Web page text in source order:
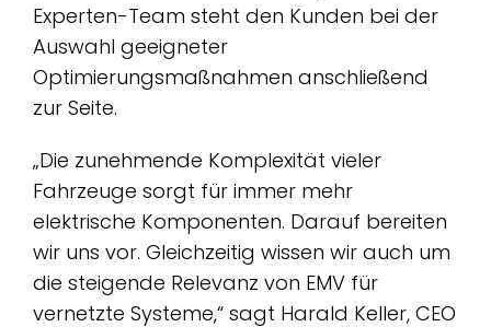
Experten-Team steht den Kunden bei der
Auswahl geeigneter
Optimierungsmaßnahmen anschließend
zur Seite.
„Die zunehmende Komplexität vieler
Fahrzeuge sorgt für immer mehr
elektrische Komponenten. Darauf bereiten
wir uns vor. Gleichzeitig wissen wir auch um
die steigende Relevanz von EMV für
vernetzte Systeme,“ sagt Harald Keller, CEO